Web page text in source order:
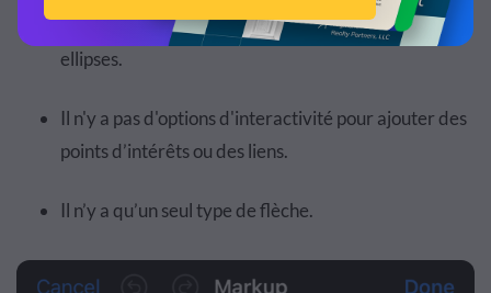
Les formes sont limitées aux rectangles et aux
ellipses.
Il n'y a pas d'options d'interactivité pour ajouter des
points d’intérêts ou des liens.
Il n’y a qu’un seul type de flèche.